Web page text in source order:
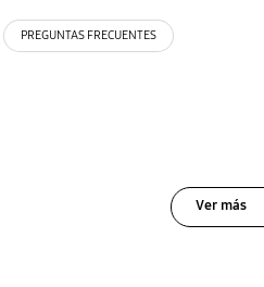
PREGUNTAS FRECUENTES
Ver más